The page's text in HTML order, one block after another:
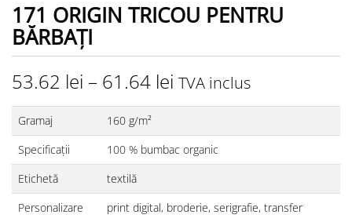
171 ORIGIN TRICOU PENTRU
BĂRBAŢI
53.62 lei – 61.64 lei TVA inclus
Gramaj
160 g/m²
Specificații
100 % bumbac organic
Etichetă
textilă
Personalizare
print digital, broderie, serigrafie, transfer